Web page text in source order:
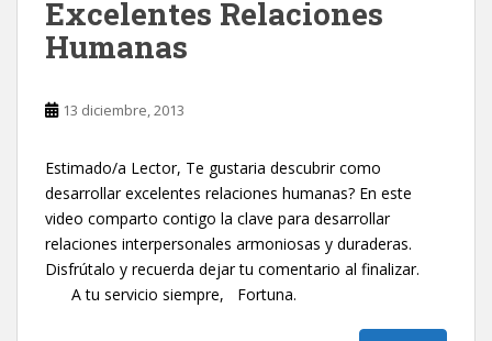
Excelentes Relaciones
Humanas
13 diciembre, 2013
Estimado/a Lector, Te gustaria descubrir como
desarrollar excelentes relaciones humanas? En este
video comparto contigo la clave para desarrollar
relaciones interpersonales armoniosas y duraderas.
Disfrútalo y recuerda dejar tu comentario al finalizar.
A tu servicio siempre, Fortuna.